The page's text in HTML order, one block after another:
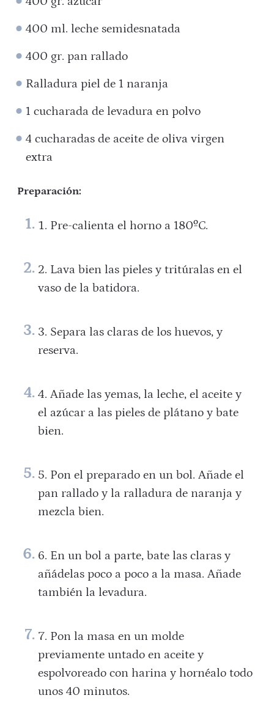
400 ml. leche semidesnatada
400 gr. pan rallado
Ralladura piel de 1 naranja
1 cucharada de levadura en polvo
4 cucharadas de aceite de oliva virgen
extra
Preparación:
Pre-calienta el horno a 180ºC.
Lava bien las pieles y tritúralas en el
vaso de la batidora.
Separa las claras de los huevos, y
reserva.
Añade las yemas, la leche, el aceite y
el azúcar a las pieles de plátano y bate
bien.
Pon el preparado en un bol. Añade el
pan rallado y la ralladura de naranja y
mezcla bien.
En un bol a parte, bate las claras y
añádelas poco a poco a la masa. Añade
también la levadura.
Pon la masa en un molde
previamente untado en aceite y
espolvoreado con harina y hornéalo todo
unos 40 minutos.